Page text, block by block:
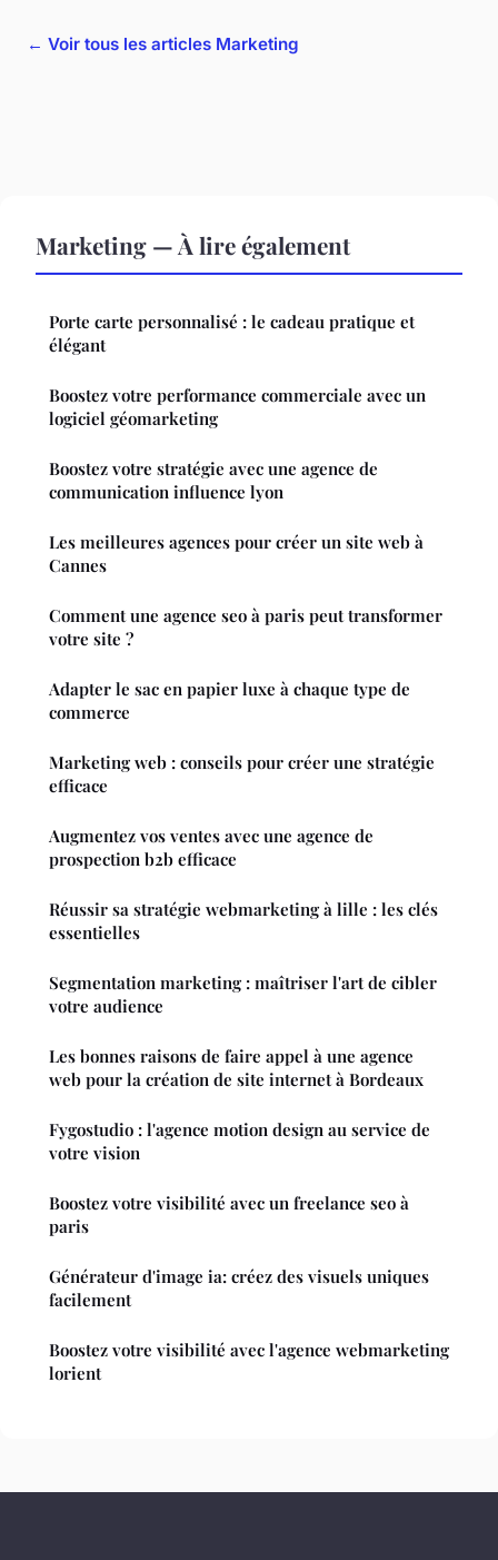
← Voir tous les articles Marketing
Marketing — À lire également
Porte carte personnalisé : le cadeau pratique et
élégant
Boostez votre performance commerciale avec un
logiciel géomarketing
Boostez votre stratégie avec une agence de
communication influence lyon
Les meilleures agences pour créer un site web à
Cannes
Comment une agence seo à paris peut transformer
votre site ?
Adapter le sac en papier luxe à chaque type de
commerce
Marketing web : conseils pour créer une stratégie
efficace
Augmentez vos ventes avec une agence de
prospection b2b efficace
Réussir sa stratégie webmarketing à lille : les clés
essentielles
Segmentation marketing : maîtriser l'art de cibler
votre audience
Les bonnes raisons de faire appel à une agence
web pour la création de site internet à Bordeaux
Fygostudio : l'agence motion design au service de
votre vision
Boostez votre visibilité avec un freelance seo à
paris
Générateur d'image ia: créez des visuels uniques
facilement
Boostez votre visibilité avec l'agence webmarketing
lorient